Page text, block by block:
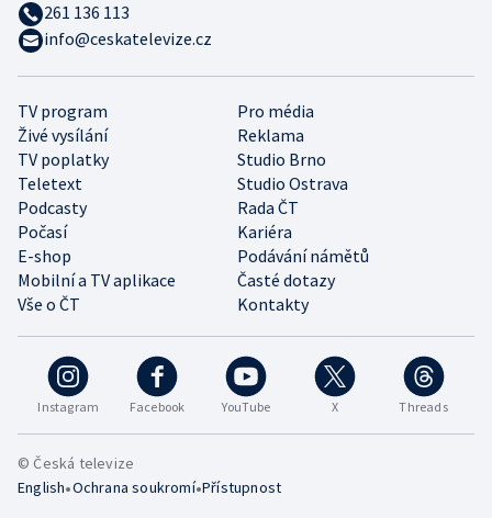
Instagram Facebook YouTube X Threads
TV program
Pro média
Živé vysílání
Reklama
TV poplatky
Studio Brno
Teletext
Studio Ostrava
Podcasty
Rada ČT
Počasí
Kariéra
E-shop
Podávání námětů
Mobilní a TV aplikace
Časté dotazy
Vše o ČT
Kontakty
261 136 113
info@ceskatelevize.cz
© Česká televize
English•Ochrana soukromí•Přístupnost